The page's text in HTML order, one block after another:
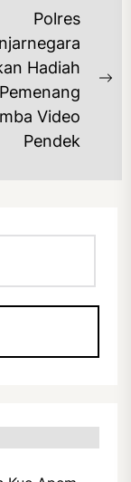
Polres
Hadiah
Video
Pendek